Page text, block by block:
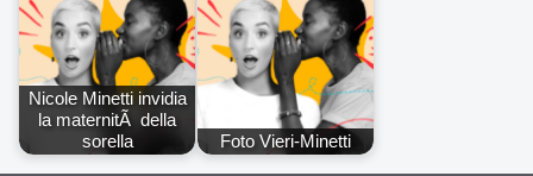
Nicole Minetti invidia
la maternitÃ della
sorella
Foto Vieri-Minetti